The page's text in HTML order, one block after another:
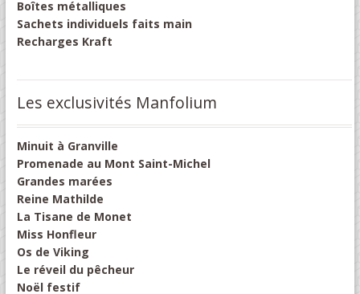
Boîtes métalliques
Sachets individuels faits main
Recharges Kraft
Les exclusivités Manfolium
Minuit à Granville
Promenade au Mont Saint-Michel
Grandes marées
Reine Mathilde
La Tisane de Monet
Miss Honfleur
Os de Viking
Le réveil du pêcheur
Noël festif